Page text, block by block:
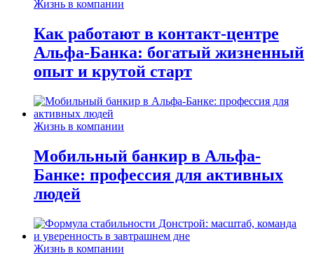
Жизнь в компании
Как работают в контакт-центре
Альфа-Банка: богатый жизненный
опыт и крутой старт
Жизнь в компании
Мобильный банкир в Альфа-
Банке: профессия для активных
людей
Жизнь в компании